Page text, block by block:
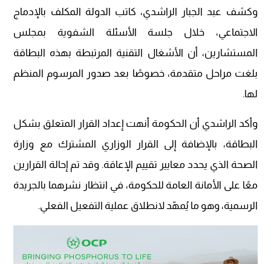
وكشف عبد الجبار الراشدي، كاتب الدولة المكلف بالإدماج
الاجتماعي، خلال جلسة الأسئلة الشفوية بمجلس
المستشارين، أن الأشغال التقنية المرتبطة بهذه البطاقة
بلغت مراحل متقدمة، خصوصًا بعد صدور المرسوم المنظم
لها.
وأكد الراشدي أن الحكومة أنهت إعداد القرار المتعلق بشكل
البطاقة، بالإضافة إلى القرار الوزاري المشترك مع وزارة
الصحة الذي يحدد معايير تقييم الإعاقة. وقد تم إحالة القرارين
معًا على الأمانة العامة للحكومة، في انتظار نشرهما بالجريدة
الرسمية، وهو ما يُمهّد لانطلاق عملية التفعيل الفعلي.